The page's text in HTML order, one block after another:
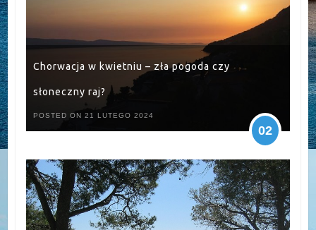
Chorwacja w kwietniu – zła pogoda czy
słoneczny raj?
POSTED ON 21 LUTEGO 2024
02